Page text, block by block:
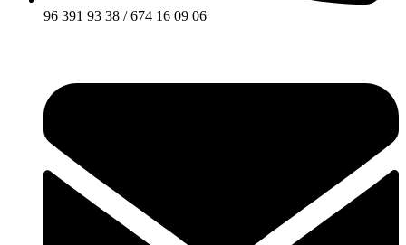
96 391 93 38 / 674 16 09 06